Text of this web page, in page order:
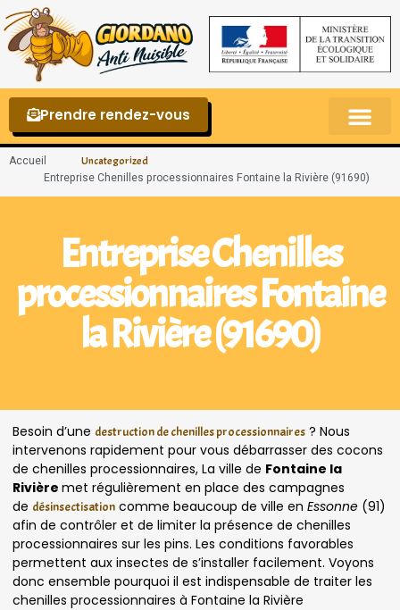
Prendre rendez-vous
Accueil Uncategorized
Entreprise Chenilles processionnaires Fontaine la Rivière (91690)
Entreprise Chenilles
processionnaires Fontaine
la Rivière (91690)
Besoin d’une destruction de chenilles processionnaires ? Nous
intervenons rapidement pour vous débarrasser des cocons
de chenilles processionnaires, La ville de Fontaine la
Rivière met régulièrement en place des campagnes
de désinsectisation comme beaucoup de ville en Essonne (91)
afin de contrôler et de limiter la présence de chenilles
processionnaires sur les pins. Les conditions favorables
permettent aux insectes de s’installer facilement. Voyons
donc ensemble pourquoi il est indispensable de traiter les
chenilles processionnaires à Fontaine la Rivière